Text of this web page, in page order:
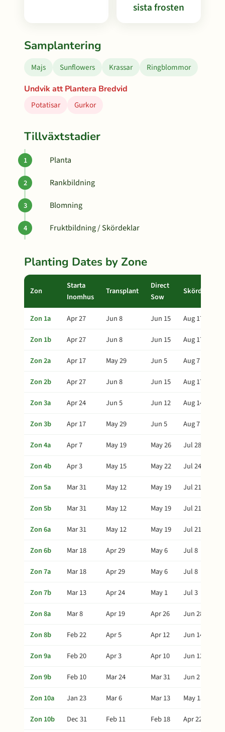
sista frosten
Samplantering
Majs Sunflowers Krassar
Ringblommor
Undvik att Plantera Bredvid
Potatisar
Gurkor
Tillväxtstadier
Planta
Rankbildning
Blomning
Fruktbildning / Skördeklar
Planting Dates by Zone
Zon
Starta
Inomhus
Transplant
Direct
Sow
Skörd
Zon 1a Apr 27 Jun 8 Jun 15
Aug 17
Zon 1b
Apr 27 Jun 8 Jun 15
Aug 17
Zon 2a
Apr 17 May 29 Jun 5
Aug 7
Zon 2b
Apr 27 Jun 8 Jun 15
Aug 17
Zon 3a
Apr 24 Jun 5 Jun 12
Aug 14
Zon 3b
Apr 17 May 29 Jun 5
Aug 7
Zon 4a
Apr 7 May 19 May 26
Jul 28
Zon 4b
Apr 3 May 15 May 22
Jul 24
Zon 5a
Mar 31 May 12 May 19
Jul 21
Zon 5b
Mar 31 May 12 May 19
Jul 21
Zon 6a
Mar 31 May 12 May 19
Jul 21
Zon 6b
Mar 18 Apr 29 May 6
Jul 8
Zon 7a
Mar 18 Apr 29 May 6
Jul 8
Zon 7b
Mar 13 Apr 24 May 1
Jul 3
Zon 8a
Mar 8 Apr 19 Apr 26
Jun 28
Zon 8b
Feb 22 Apr 5 Apr 12
Jun 14
Zon 9a
Feb 20 Apr 3 Apr 10
Jun 12
Zon 9b
Feb 10 Mar 24 Mar 31
Jun 2
Zon 10a
Jan 23 Mar 6 Mar 13
May 15
Zon 10b
Dec 31 Feb 11 Feb 18 Apr 22